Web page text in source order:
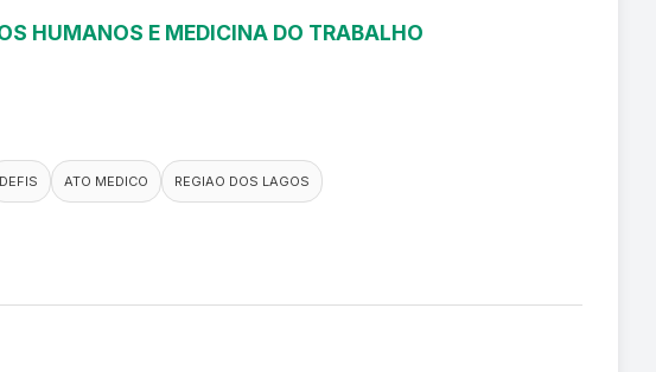
HUMANOS E MEDICINA DO TRABALHO
DEFIS ATO MEDICO REGIAO DOS LAGOS